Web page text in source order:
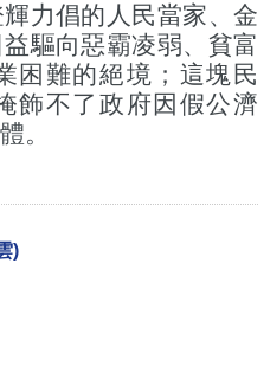
力倡的人民當家、金
驅向惡霸凌弱、貧富
困難的絕境；這塊民
飾不了政府因假公濟
。
)